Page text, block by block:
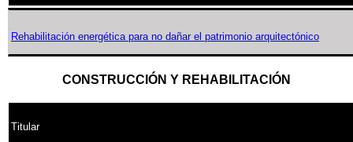
Rehabilitación energética para no dañar el patrimonio arquitectónico
CONSTRUCCIÓN Y REHABILITACIÓN
Titular